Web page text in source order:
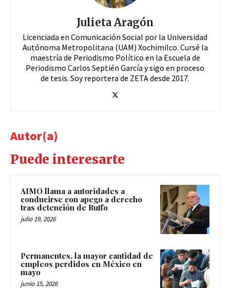
Julieta Aragón
Licenciada en Comunicación Social por la Universidad
Autónoma Metropolitana (UAM) Xochimilco. Cursé la
maestría de Periodismo Político en la Escuela de
Periodismo Carlos Septién García y sigo en proceso
de tesis. Soy reportera de ZETA desde 2017.
Autor(a)
Puede interesarte
AIMO llama a autoridades a
conducirse con apego a derecho
tras detención de Ruffo
julio 19, 2026
Permanentes, la mayor cantidad de
empleos perdidos en México en
mayo
junio 15, 2026